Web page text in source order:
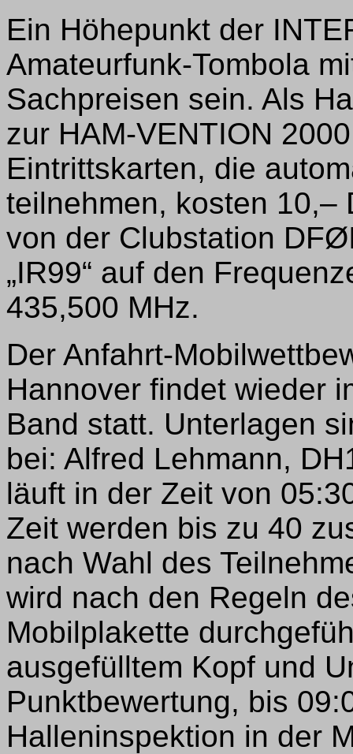
Ein Höhepunkt der
Amateurfunk-Tombola
Sachpreisen sein. Als
zur HAM-VENTION
Eintrittskarten, die
teilnehmen, kosten 10,–
von der Clubstation
„IR99“ auf den
435,500 MHz.
Der Anfahrt-
Hannover findet wieder
Band statt. Unterlagen
bei: Alfred Lehmann,
läuft in der Zeit von
Zeit werden bis zu 40
nach Wahl des
wird nach den Regeln
Mobilplakette
ausgefülltem Kopf und
Punktbewertung, bis
Halleninspektion in der